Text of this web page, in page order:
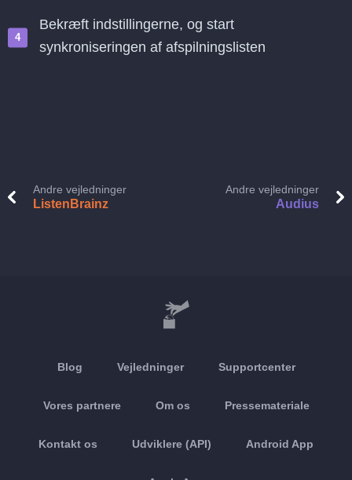
Bekræft indstillingerne, og start
synkroniseringen af afspilningslisten
Andre vejledninger
ListenBrainz
Andre vejledninger
Audius
Blog Vejledninger Supportcenter
Vores partnere Om os Pressemateriale
Kontakt os Udviklere (API) Android App